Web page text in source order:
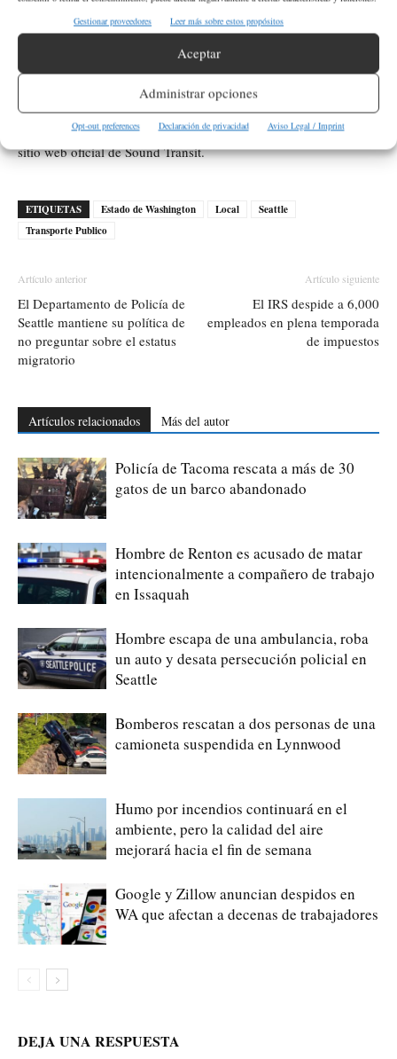
Gestionar proveedores
Leer más sobre estos propósitos
Aceptar
Administrar opciones
Opt-out preferences Declaración de privacidad Aviso Legal / Imprint
información adicional sobre estas
interrupciones?
Puede solicitar asistencia al personal de Sound Transit disponible
en las plataformas, o contactarlos llamando o enviando un
mensaje de texto al (206) 398-5268. También puede visitar el
sitio web oficial de Sound Transit.
ETIQUETAS Estado de Washington Local
Seattle
Transporte Publico
Artículo anterior
El Departamento de Policía de
Seattle mantiene su política de
no preguntar sobre el estatus
migratorio
Artículo siguiente
El IRS despide a 6,000
empleados en plena temporada
de impuestos
Artículos relacionados Más del autor
Policía de Tacoma rescata a más de 30
gatos de un barco abandonado
Hombre de Renton es acusado de matar
intencionalmente a compañero de trabajo
en Issaquah
Hombre escapa de una ambulancia, roba
un auto y desata persecución policial en
Seattle
Bomberos rescatan a dos personas de una
camioneta suspendida en Lynnwood
Humo por incendios continuará en el
ambiente, pero la calidad del aire
mejorará hacia el fin de semana
Google y Zillow anuncian despidos en
WA que afectan a decenas de trabajadores
DEJA UNA RESPUESTA